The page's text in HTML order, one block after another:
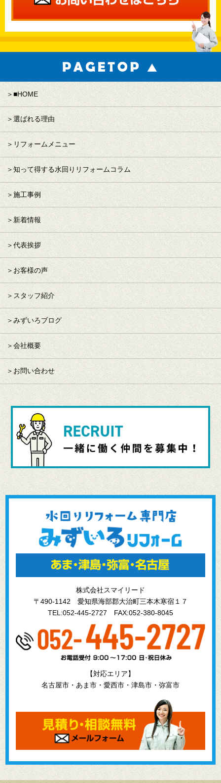
■HOME
選ばれる理由
リフォームメニュー
知って得する水回りリフォームコラム
施工事例
新着情報
代表挨拶
お客様の声
スタッフ紹介
みずいろブログ
会社概要
お問い合わせ
株式会社スマイリード
〒490-1142 愛知県海部郡大治町三本木寒宿１７
TEL:052-445-2727 FAX:052-380-8045
【対応エリア】
名古屋市・あま市・愛西市・津島市・弥富市